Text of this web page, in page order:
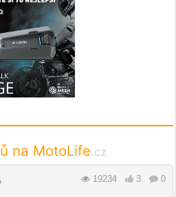
na MotoLife.cz
19234 3 0